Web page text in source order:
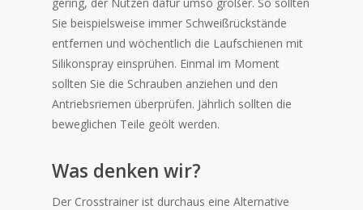
Sie beispielsweise immer Schweißrückstände
entfernen und wöchentlich die Laufschienen mit
Silikonspray einsprühen. Einmal im Moment
sollten Sie die Schrauben anziehen und den
Antriebsriemen überprüfen. Jährlich sollten die
beweglichen Teile geölt werden.
Was denken wir?
Der Crosstrainer ist durchaus eine Alternative